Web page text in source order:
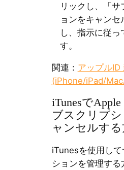
リックし、「サ
ョンをキャンセ
し、指示に従っ
す。
関連： アップルID
(iPhone/iPad/
iTunesで
ブスクリプ
ャンセルする
iTunesを使用し
ションを管理する